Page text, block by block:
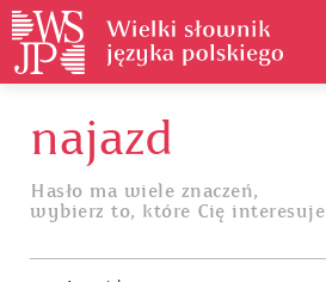
Jak korzystać
najazd
Hasło ma wiele znaczeń,
wybierz to, które Cię interesuje